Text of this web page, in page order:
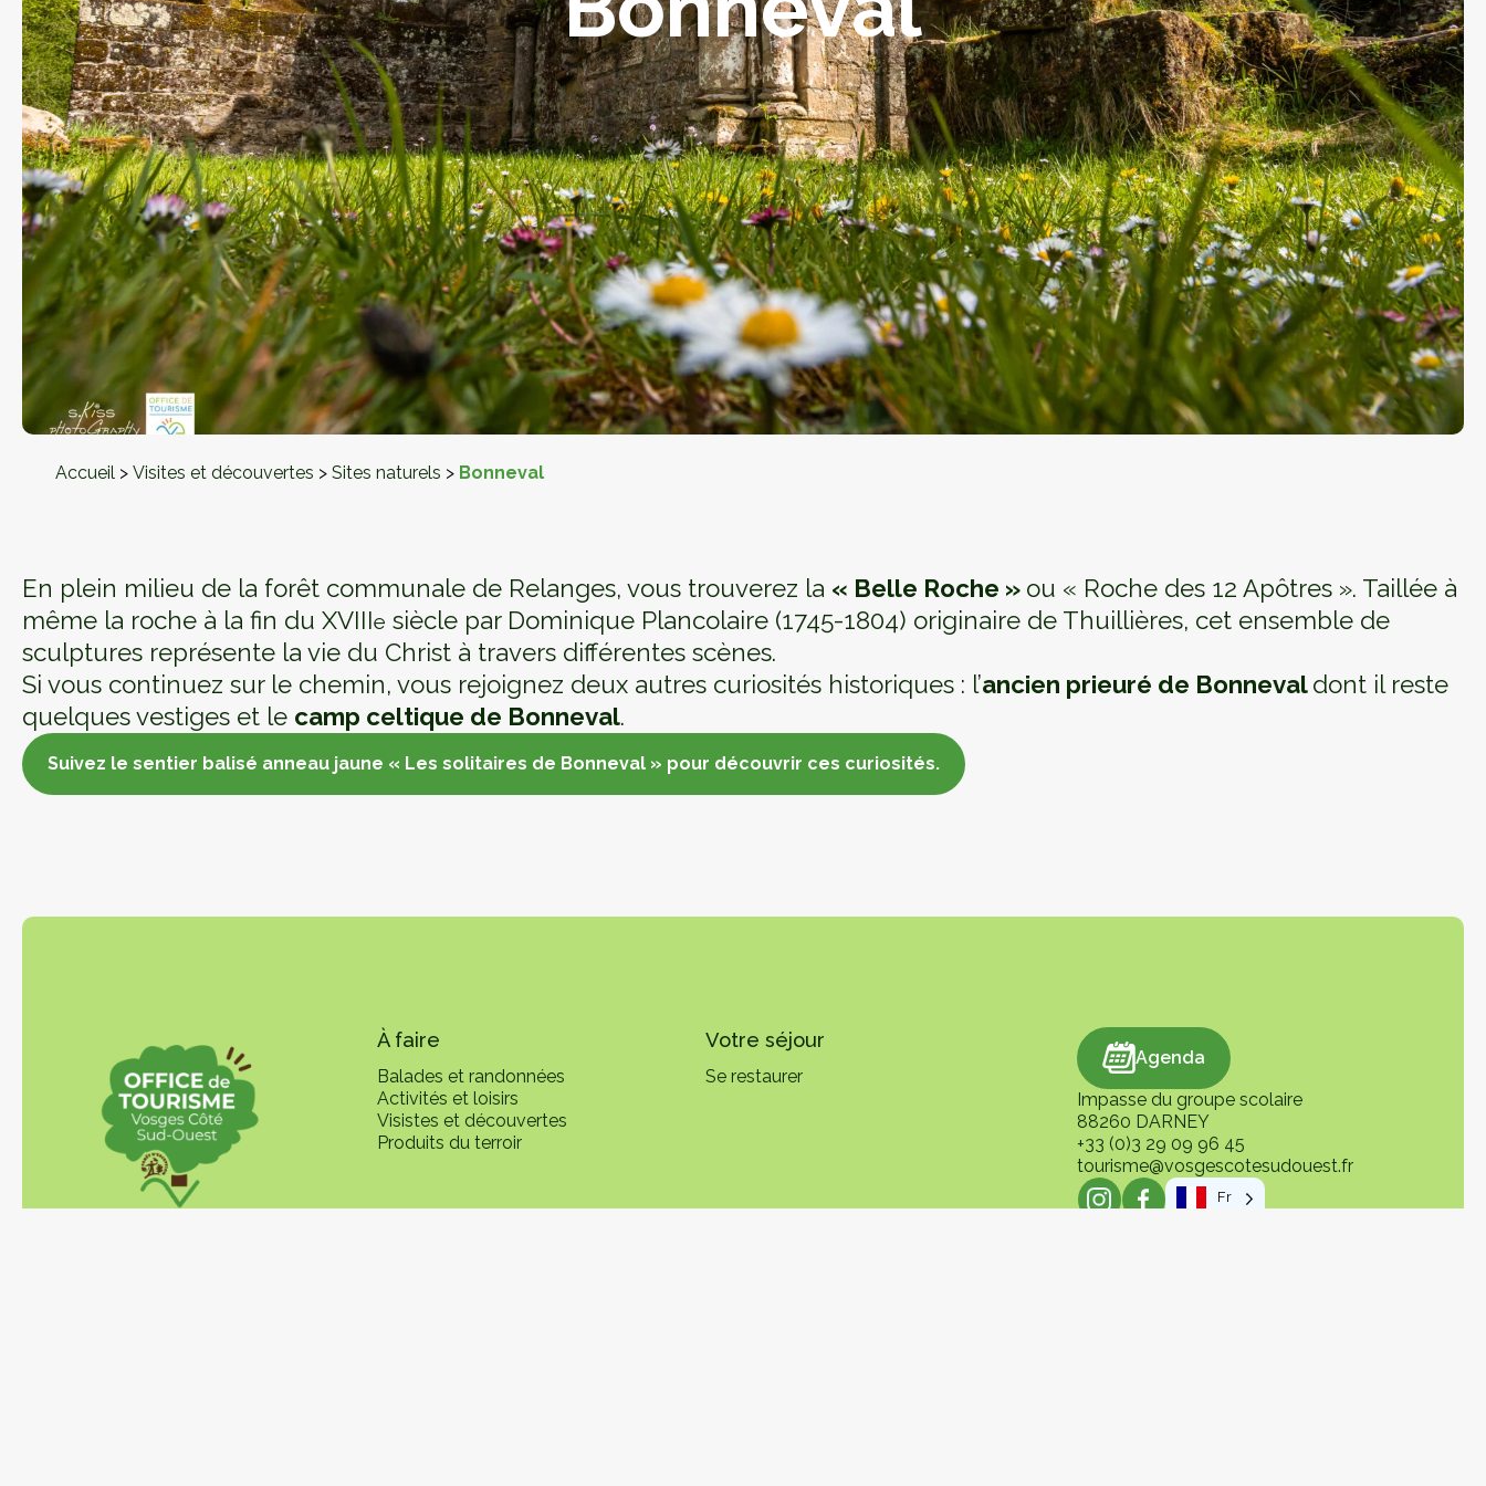
Fruits et légumes
Accueil > Visites et découvertes > Sites naturels > Bonneval
En plein milieu de la forêt communale de Relanges, vous trouverez la « Belle Roche » ou « Roche des 12 Apôtres ». Taillée à
même la roche à la fin du XVIIIe siècle par Dominique Plancolaire (1745-1804) originaire de Thuillières, cet ensemble de
sculptures représente la vie du Christ à travers différentes scènes.
Si vous continuez sur le chemin, vous rejoignez deux autres curiosités historiques : l’ancien prieuré de Bonnevaldont il reste
quelques vestiges et le camp celtique de Bonneval.
Suivez le sentier balisé anneau jaune « Les solitaires de Bonneval » pour découvrir ces curiosités.
À faire
Balades et randonnées
Activités et loisirs
Visistes et découvertes
Produits du terroir
Votre séjour
Se restaurer
Agenda
Impasse du groupe scolaire
88260 DARNEY
+33 (0)3 29 09 96 45
tourisme@vosgescotesudouest.fr
Fr